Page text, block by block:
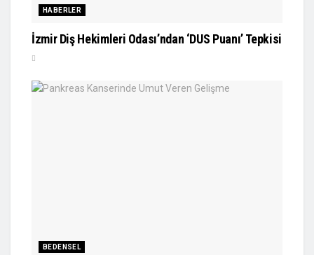
HABERLER
İzmir Diş Hekimleri Odası’ndan ‘DUS Puanı’ Tepkisi
BEDENSEL